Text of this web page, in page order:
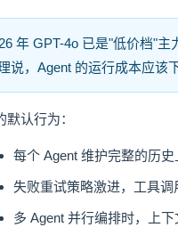
年 GPT-4o 已是"低价档"
说，Agent 的运行成本应
默认行为：
每个 Agent 维护完整的历
失败重试策略激进，工具
多 Agent 并行编排时，上